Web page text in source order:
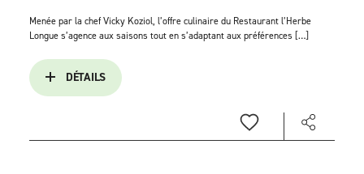
Menée par la chef Vicky Koziol, l’offre culinaire du Restaurant l’Herbe
Longue s’agence aux saisons tout en s’adaptant aux préférences […]
DÉTAILS